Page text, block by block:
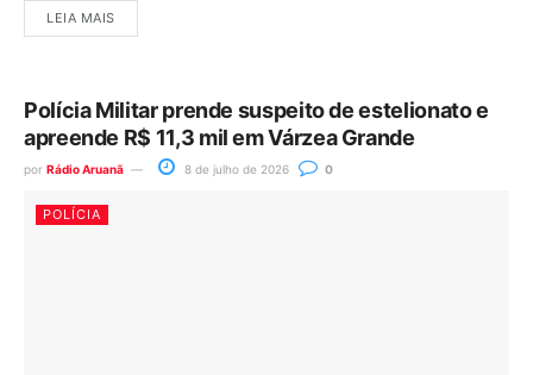
LEIA MAIS
Polícia Militar prende suspeito de estelionato e
apreende R$ 11,3 mil em Várzea Grande
por Rádio Aruanã 8 de julho de 2026 0
POLÍCIA